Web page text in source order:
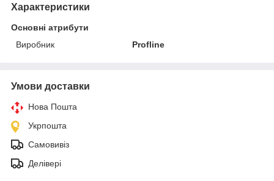
Характеристики
Основні атрибути
Виробник
Profline
Умови доставки
Нова Пошта
Укрпошта
Самовивіз
Делівері